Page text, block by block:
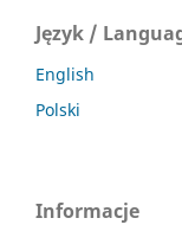
Język /
English
Polski
Informacje